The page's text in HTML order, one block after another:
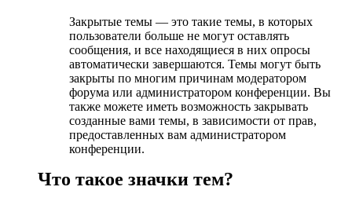
Закрытые темы — это такие темы, в которых
пользователи больше не могут оставлять
сообщения, и все находящиеся в них опросы
автоматически завершаются. Темы могут быть
закрыты по многим причинам модератором
форума или администратором конференции. Вы
также можете иметь возможность закрывать
созданные вами темы, в зависимости от прав,
предоставленных вам администратором
конференции.
Что такое значки тем?